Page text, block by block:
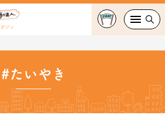
ジン
ト
#たいやき